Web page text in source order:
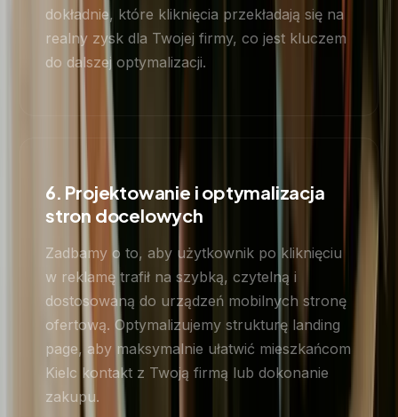
dokładnie, które kliknięcia przekładają się na
realny zysk dla Twojej firmy, co jest kluczem
do dalszej optymalizacji.
6. Projektowanie i optymalizacja
stron docelowych
Zadbamy o to, aby użytkownik po kliknięciu
w reklamę trafił na szybką, czytelną i
dostosowaną do urządzeń mobilnych stronę
ofertową. Optymalizujemy strukturę landing
page, aby maksymalnie ułatwić mieszkańcom
Kielc kontakt z Twoją firmą lub dokonanie
zakupu.